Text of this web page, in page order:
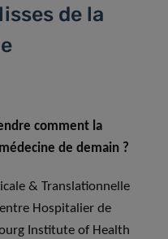
de la
comment la
de demain ?
& Translationnelle
Hospitalier de
Institute of Health